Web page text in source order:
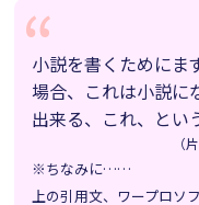
小説を書くためにま
場合、これは小説に
出来る、これ、とい
（
※ちなみに……
上の引用文、ワープロソ